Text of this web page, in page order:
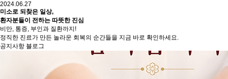
2024.06.27
미소로 되찾은 일상,
환자분들이 전하는 따뜻한 진심
비만, 통증, 부인과 질환까지!
정직한 진료가 만든 놀라운 회복의 순간들을 지금 바로 확인하세요.
공지사항 블로그